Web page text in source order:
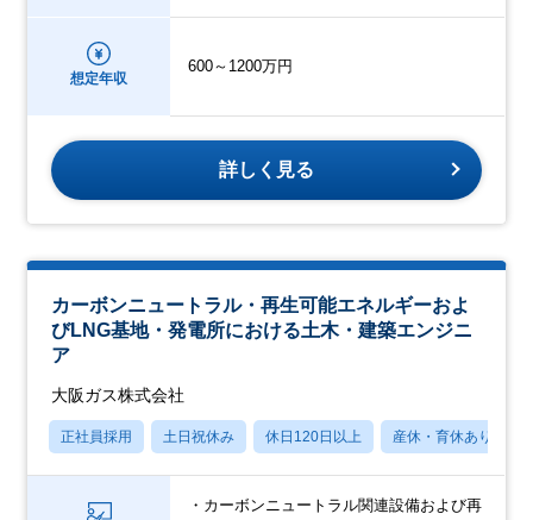
想定年収
600～1200万円
詳しく見る
カーボンニュートラル・再生可能エネルギーおよ
びLNG基地・発電所における土木・建築エンジニ
ア
大阪ガス株式会社
正社員採用 土日祝休み 休日120日以上 産休・育休あり
・カーボンニュートラル関連設備および再